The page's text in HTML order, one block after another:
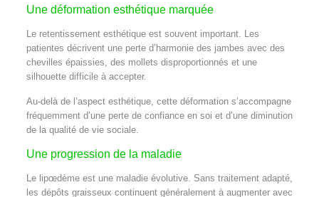
Une déformation esthétique marquée
Le retentissement esthétique est souvent important. Les
patientes décrivent une perte d’harmonie des jambes avec des
chevilles épaissies, des mollets disproportionnés et une
silhouette difficile à accepter.
Au-delà de l’aspect esthétique, cette déformation s’accompagne
fréquemment d’une perte de confiance en soi et d’une diminution
de la qualité de vie sociale.
Une progression de la maladie
Le lipœdème est une maladie évolutive. Sans traitement adapté,
les dépôts graisseux continuent généralement à augmenter avec